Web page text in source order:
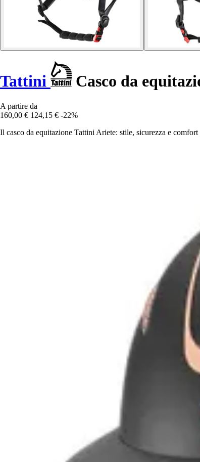
Tattini Casco da
A partire da
160,00 € 124,15 € -22%
Il casco da equitazione Tattini Ariete: stile, sicurezza e